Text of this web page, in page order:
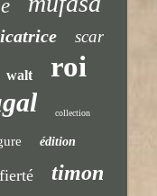
scar
walt roi
collection
édition
fierté timon